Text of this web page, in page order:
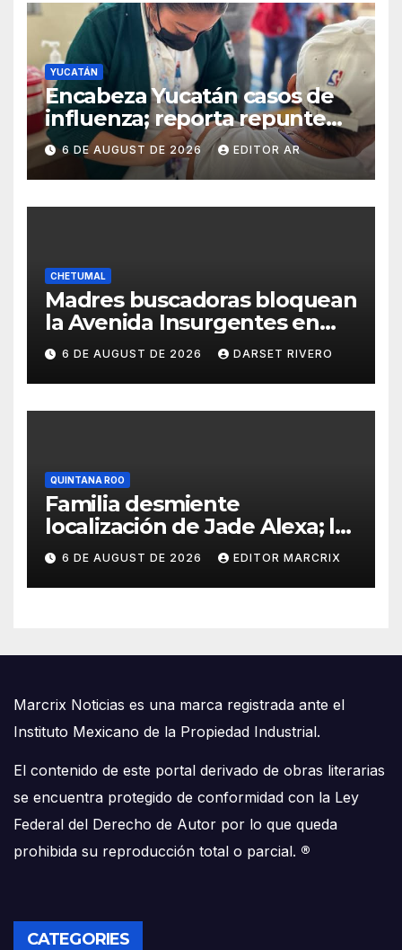
YUCATÁN
Encabeza Yucatán casos de
influenza; reporta repunte
de Covid-19
6 DE AUGUST DE 2026 EDITOR AR
CHETUMAL
Madres buscadoras bloquean
la Avenida Insurgentes en
Chetumal
6 DE AUGUST DE 2026 DARSET RIVERO
QUINTANA ROO
Familia desmiente
localización de Jade Alexa; la
niña de 11 años sigue
desaparecida en Holbox
6 DE AUGUST DE 2026 EDITOR MARCRIX
Marcrix Noticias es una marca registrada ante el
Instituto Mexicano de la Propiedad Industrial.
El contenido de este portal derivado de obras literarias
se encuentra protegido de conformidad con la Ley
Federal del Derecho de Autor por lo que queda
prohibida su reproducción total o parcial. ®
CATEGORIES